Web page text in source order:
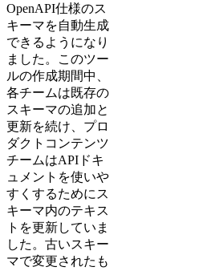
OpenAPI仕様のス
キーマを自動生成
できるようになり
ました。このツー
ルの作成期間中、
各チームは既存の
スキーマの追加と
更新を続け、プロ
ダクトコンテンツ
チームはAPIドキ
ュメントを使いや
すくするためにス
キーマ内のテキス
トを更新していま
した。古いスキー
マで変更されたも